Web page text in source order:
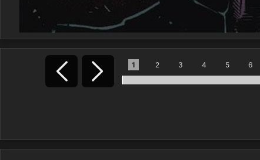
1 2 3 4 5 6